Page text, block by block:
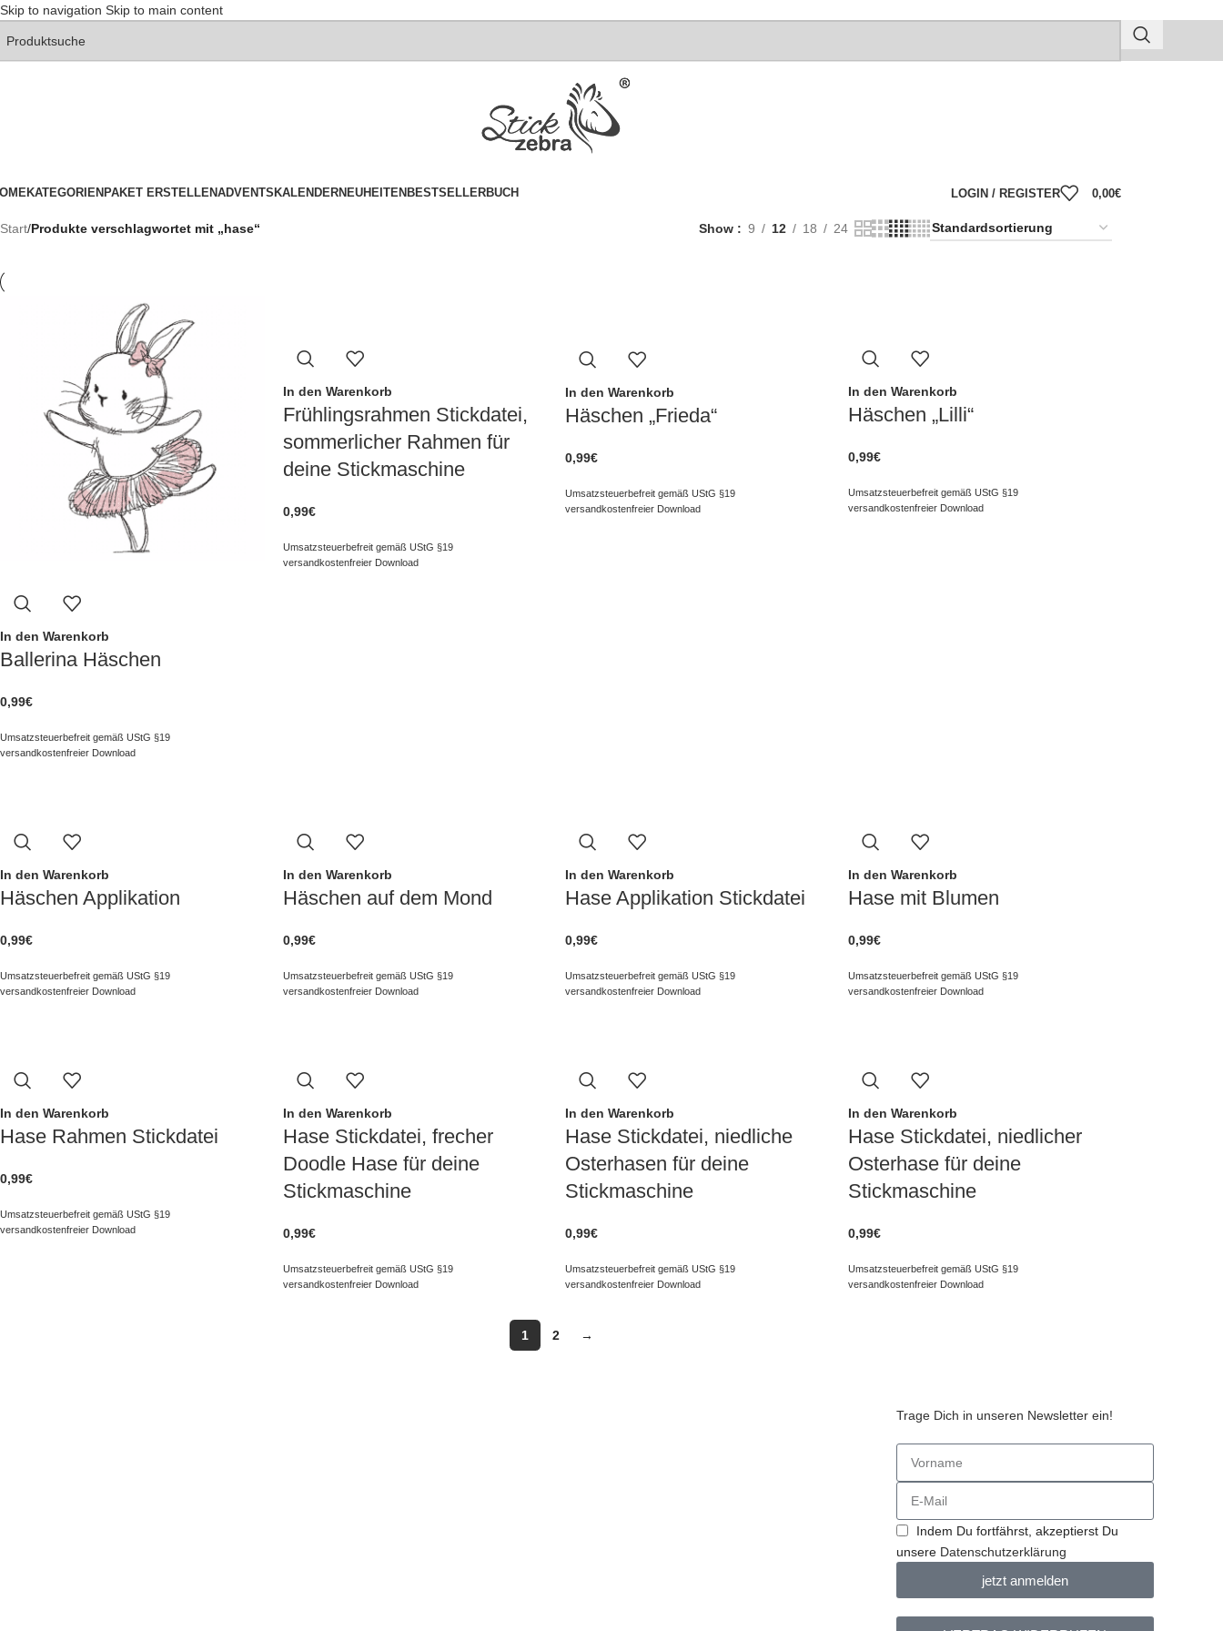
Skip to navigation Skip to main content
KATEGORIEN PAKET ERSTELLENADVENTSKALENDERNEUHEITEN BESTSELLERBUCH LOGIN / REGISTER 0,00€
Start/Produkte verschlagwortet mit „hase“ Show 9 12 18 24
In den Warenkorb
Ballerina Häschen
0,99€
Umsatzsteuerbefreit gemäß UStG §19
versandkostenfreier Download
In den Warenkorb
Frühlingsrahmen Stickdatei,
sommerlicher Rahmen für
deine Stickmaschine
0,99€
Umsatzsteuerbefreit gemäß UStG §19
versandkostenfreier Download
In den Warenkorb
Häschen „Frieda“
0,99€
Umsatzsteuerbefreit gemäß UStG §19
versandkostenfreier Download
In den Warenkorb
Häschen „Lilli“
0,99€
Umsatzsteuerbefreit gemäß UStG §19
versandkostenfreier Download
In den Warenkorb
Häschen Applikation
0,99€
Umsatzsteuerbefreit gemäß UStG §19
versandkostenfreier Download
In den Warenkorb
Häschen auf dem Mond
0,99€
Umsatzsteuerbefreit gemäß UStG §19
versandkostenfreier Download
In den Warenkorb
Hase Applikation Stickdatei
0,99€
Umsatzsteuerbefreit gemäß UStG §19
versandkostenfreier Download
In den Warenkorb
Hase mit Blumen
0,99€
Umsatzsteuerbefreit gemäß UStG §19
versandkostenfreier Download
In den Warenkorb
Hase Rahmen Stickdatei
0,99€
Umsatzsteuerbefreit gemäß UStG §19
versandkostenfreier Download
In den Warenkorb
Hase Stickdatei, frecher
Doodle Hase für deine
Stickmaschine
0,99€
Umsatzsteuerbefreit gemäß UStG §19
versandkostenfreier Download
In den Warenkorb
Hase Stickdatei, niedliche
Osterhasen für deine
Stickmaschine
0,99€
Umsatzsteuerbefreit gemäß UStG §19
versandkostenfreier Download
In den Warenkorb
Hase Stickdatei, niedlicher
Osterhase für deine
Stickmaschine
0,99€
Umsatzsteuerbefreit gemäß UStG §19
versandkostenfreier Download
1 2 →
Trage Dich in unseren Newsletter ein!
Indem Du fortfährst, akzeptierst Du
unsere Datenschutzerklärung
jetzt anmelden